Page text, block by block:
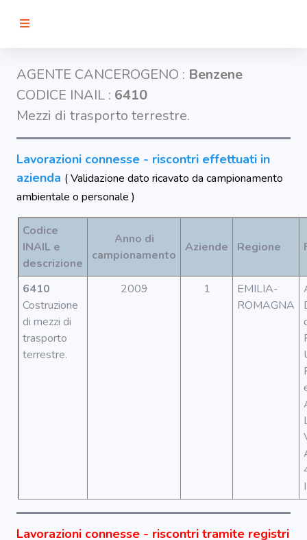
Agenti
Lavorazioni
bersaglio
infografica
Segnala dati
rilevati in
AGENTE CANCEROGENO : Benzene
CODICE INAIL : 6410
Mezzi di trasporto terrestre.
Lavorazioni connesse - riscontri effettuati in
azienda ( Validazione dato ricavato da campionamento
ambientale o personale )
Codice
INAIL e
descrizione
Anno di
campionamento
Aziende Regione
6410
Costruzione
di mezzi di
trasporto
terrestre.
2009 1
EMILIA-
ROMAGNA
Lavorazioni connesse - riscontri tramite registri